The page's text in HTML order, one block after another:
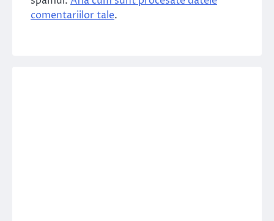
comentariilor tale.